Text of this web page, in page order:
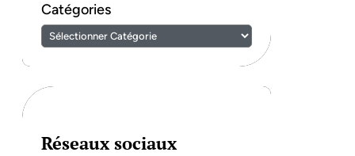
Catégories
Réseaux sociaux